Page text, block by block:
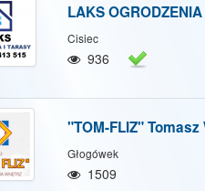
LAKS
Cisiec
936
"TOM-FLIZ"
Głogówek
1509